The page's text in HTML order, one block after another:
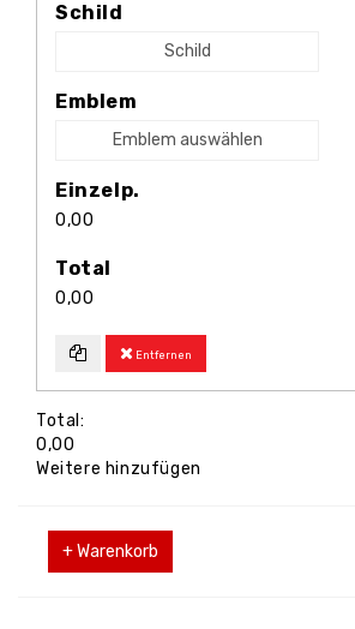
Schild
Schild
Emblem
Emblem auswählen
Einzelp.
0,00
Total
0,00
Entfernen
Total:
0,00
Weitere hinzufügen
+ Warenkorb